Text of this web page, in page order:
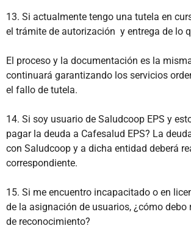
13. Si actualmente tengo una tutela en
el trámite de autorización y entrega de lo
El proceso y la documentación es la
continuará garantizando los servicios
el fallo de tutela.
14. Si soy usuario de Saludcoop EPS y
pagar la deuda a Cafesalud EPS? La
con Saludcoop y a dicha entidad deberá
correspondiente.
15. Si me encuentro incapacitado o en
de la asignación de usuarios, ¿cómo debo
de reconocimiento?